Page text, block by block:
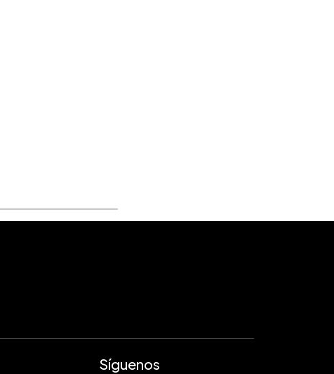
Síguenos